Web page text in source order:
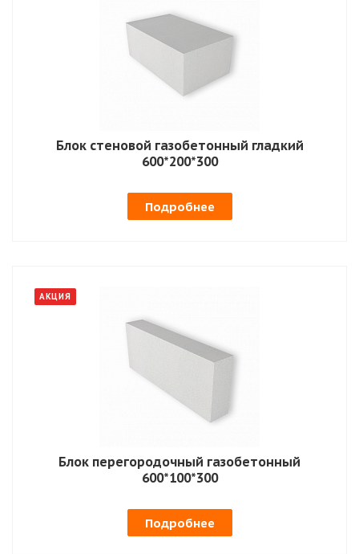
Блок стеновой газобетонный гладкий
600*200*300
Подробнее
АКЦИЯ
Блок перегородочный газобетонный
600*100*300
Подробнее